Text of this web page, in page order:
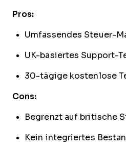
Pros:
Umfassendes Steuer-
UK-basiertes Support-
30-tägige kostenlose
Cons:
Begrenzt auf britische
Kein integriertes